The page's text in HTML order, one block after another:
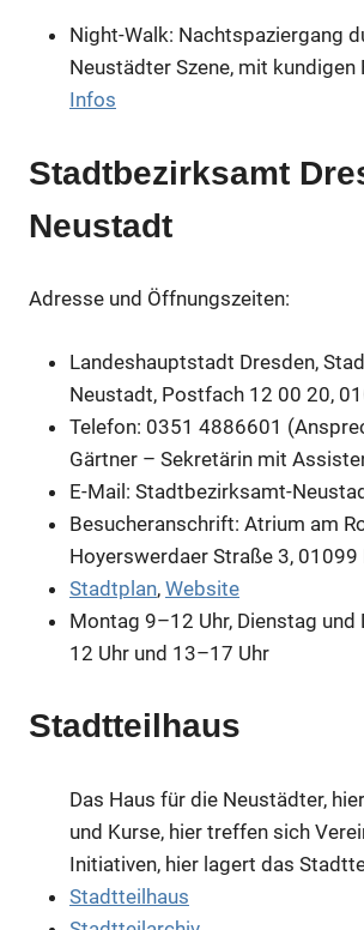
Night-Walk: Nachtspaziergang
Neustädter Szene, mit kundigen
Infos
Stadtbezirksamt
Neustadt
Adresse und Öffnungszeiten:
Landeshauptstadt Dresden,
Neustadt, Postfach 12 00 20,
Telefon: 0351 4886601
Gärtner – Sekretärin mit
E-Mail: Stadtbezirksamt-
Besucheranschrift: Atrium am
Hoyerswerdaer Straße 3, 01099
Stadtplan, Website
Montag 9–12 Uhr, Dienstag und
12 Uhr und 13–17 Uhr
Stadtteilhaus
Das Haus für die Neustädter,
und Kurse, hier treffen sich
Initiativen, hier lagert das
Stadtteilhaus